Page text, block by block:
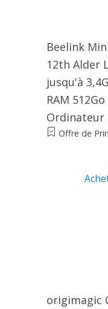
Beelink
12th Alder
jusqu'à
RAM
Ordinateur
Offre de
origimagic